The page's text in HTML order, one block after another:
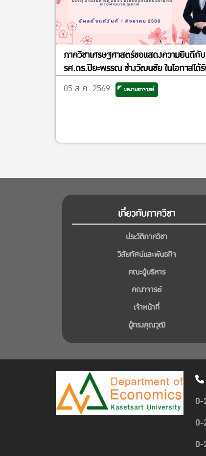
ภาควิชาเศรษฐศาสตร์ขอแสดงความยินดีกับ
รศ.ดร.ปิยะพรรณ ช่างวัฒนชัย ในโอกาสได้
แต่งตั้งเป็นรองผู้อำนวยการศูนย์วิจัย
เศรษฐศาสตร์ประยุกต์ ฝ่ายพัฒนาคุณภาพ
05 ส.ค. 2569 ผลงานอาจารย์
เกี่ยวกับภาควิชา
ประวัติภาควิชา
วิสัยทัศน์และพันธกิจ
คณะผู้บริหาร
คณาจารย์
เจ้าหน้าที่
ผู้ทรงคุณวุฒิ
0-
0-
0-